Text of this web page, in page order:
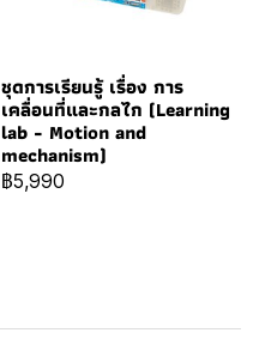
ชุดการเรียนรู้ เรื่อง การ
เคลื่อนที่และกลไก (Learning
lab - Motion and
mechanism)
฿5,990